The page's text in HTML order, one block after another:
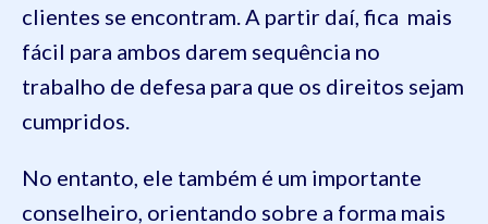
clientes se encontram. A partir daí, fica mais
fácil para ambos darem sequência no
trabalho de defesa para que os direitos sejam
cumpridos.
No entanto, ele também é um importante
conselheiro, orientando sobre a forma mais